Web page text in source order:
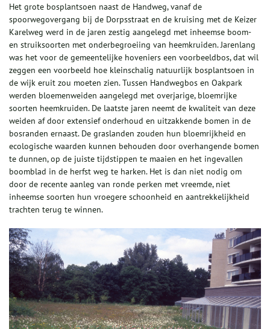
Het grote bosplantsoen naast de Handweg, vanaf de
spoorwegovergang bij de Dorpsstraat en de kruising met de Keizer
Karelweg werd in de jaren zestig aangelegd met inheemse boom-
en struiksoorten met onderbegroeiing van heemkruiden. Jarenlang
was het voor de gemeentelijke hoveniers een voorbeeldbos, dat wil
zeggen een voorbeeld hoe kleinschalig natuurlijk bosplantsoen in
de wijk eruit zou moeten zien. Tussen Handwegbos en Oakpark
werden bloemenweiden aangelegd met overjarige, bloemrijke
soorten heemkruiden. De laatste jaren neemt de kwaliteit van deze
weiden af door extensief onderhoud en uitzakkende bomen in de
bosranden ernaast. De graslanden zouden hun bloemrijkheid en
ecologische waarden kunnen behouden door overhangende bomen
te dunnen, op de juiste tijdstippen te maaien en het ingevallen
boomblad in de herfst weg te harken. Het is dan niet nodig om
door de recente aanleg van ronde perken met vreemde, niet
inheemse soorten hun vroegere schoonheid en aantrekkelijkheid
trachten terug te winnen.